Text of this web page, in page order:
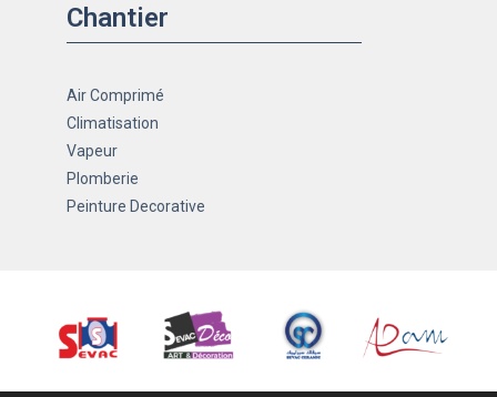
Chantier
Air Comprimé
Climatisation
Vapeur
Plomberie
Peinture Decorative